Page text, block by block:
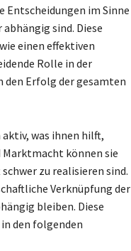
Entscheidungen im Sinne
sind. Diese
einen effektiven
Rolle in der
den Erfolg der gesamten
was ihnen hilft,
können sie
zu realisieren sind.
Verknüpfung der
bleiben. Diese
den folgenden